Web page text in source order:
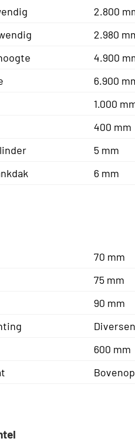
2.800
2.980
4.900
6.900
1.000
400 mm
5 mm
6 mm
70 mm
75 mm
90 mm
Diversen
600 mm
Bovenop